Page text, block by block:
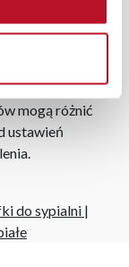
Wszystkie
gratis
mogą różnić
ustawień
do sypialni |